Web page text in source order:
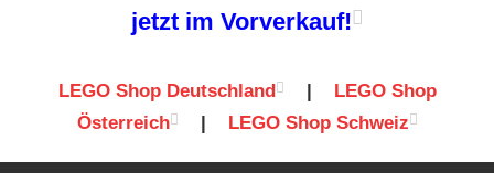
jetzt im Vorverkauf!
LEGO Shop Deutschland | LEGO Shop
Österreich
| LEGO Shop Schweiz